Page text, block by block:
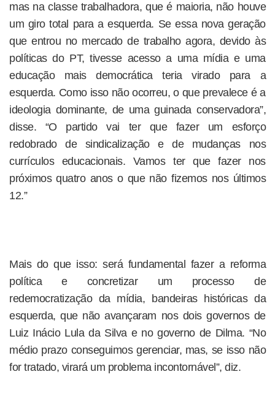
mas na classe trabalhadora, que é maioria, não houve
um giro total para a esquerda. Se essa nova geração
que entrou no mercado de trabalho agora, devido às
políticas do PT, tivesse acesso a uma mídia e uma
educação mais democrática teria virado para a
esquerda. Como isso não ocorreu, o que prevalece é a
ideologia dominante, de uma guinada conservadora”,
disse. “O partido vai ter que fazer um esforço
redobrado de sindicalização e de mudanças nos
currículos educacionais. Vamos ter que fazer nos
próximos quatro anos o que não fizemos nos últimos
12.”
Mais do que isso: será fundamental fazer a reforma
política e concretizar um processo de
redemocratização da mídia, bandeiras históricas da
esquerda, que não avançaram nos dois governos de
Luiz Inácio Lula da Silva e no governo de Dilma. “No
médio prazo conseguimos gerenciar, mas, se isso não
for tratado, virará um problema incontornável”, diz.